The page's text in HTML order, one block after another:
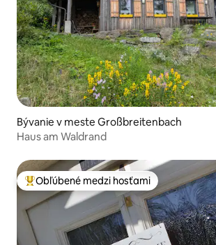
Bývanie v meste Großbreitenbach
Haus am Waldrand
Najobľúbenejšie medzi hosťami
Obľúbené medzi hosťami